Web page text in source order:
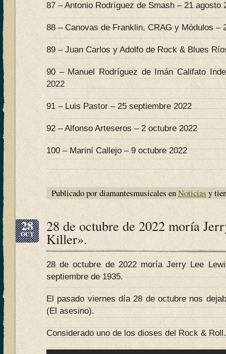
87 – Antonio Rodríguez de Smash – 21 agosto
88 – Canovas de Franklin, CRAG y Mòdulos –
89 – Juan Carlos y Adolfo de Rock & Blues
90 – Manuel Rodríguez de Imán Califato
2022
91 – Luis Pastor – 25 septiembre 2022
92 – Alfonso Arteseros – 2 octubre 2022
100 – Mariní Callejo – 9 octubre 2022
Publicado por diamantesmusicales enNoticias y
28
OCT 28 de octubre de 2022 moría
Killer».
28 de octubre de 2022 moría Jerry Lee
septiembre de 1935.
El pasado viernes día 28 de octubre nos
(El asesino).
Considerado uno de los dioses del Rock & Roll.